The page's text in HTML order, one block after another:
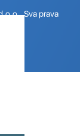
Sva prava